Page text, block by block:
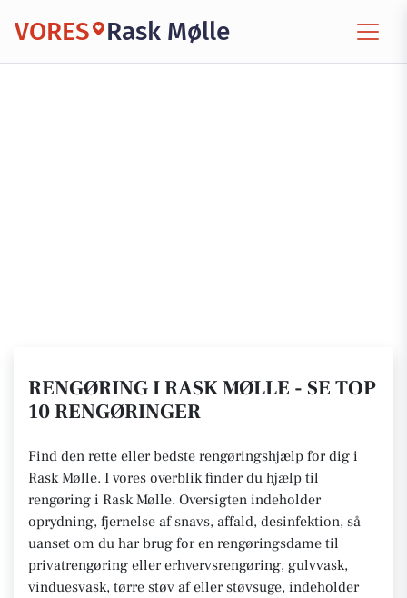
VORES Rask Mølle
RENGØRING I RASK MØLLE - SE TOP
10 RENGØRINGER
Find den rette eller bedste rengøringshjælp for dig i
Rask Mølle. I vores overblik finder du hjælp til
rengøring i Rask Mølle. Oversigten indeholder
oprydning, fjernelse af snavs, affald, desinfektion, så
uanset om du har brug for en rengøringsdame til
privatrengøring eller erhvervsrengøring, gulvvask,
vinduesvask, tørre støv af eller støvsuge, indeholder